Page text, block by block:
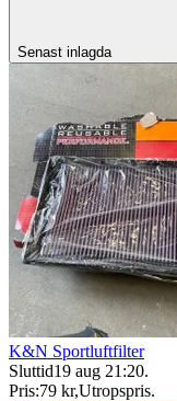
Senast inlagda
K&N Sportluftfilter
Sluttid19 aug 21:20.
Pris:79 kr,Utropspris.